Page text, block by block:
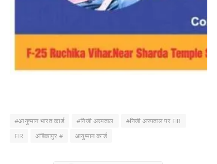
#आयुष्मान भारत कार्ड #निजी अस्पताल
#निजी अस्पताल पर FIR
FIR
अंबिकापुर # आयुष्मान कार्ड